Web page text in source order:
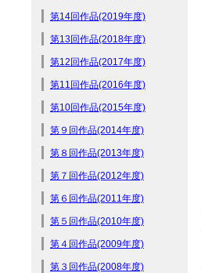
第14回作品(2019年度)
第13回作品(2018年度)
第12回作品(2017年度)
第11回作品(2016年度)
第10回作品(2015年度)
第９回作品(2014年度)
第８回作品(2013年度)
第７回作品(2012年度)
第６回作品(2011年度)
第５回作品(2010年度)
第４回作品(2009年度)
第３回作品(2008年度)